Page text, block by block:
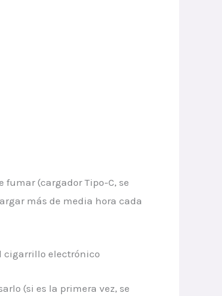
fumar (cargador Tipo-C, se
más de media hora cada
cigarrillo electrónico
(si es la primera vez, se